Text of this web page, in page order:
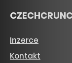
Inzerce
Kontakt